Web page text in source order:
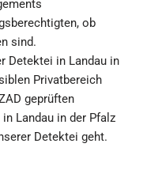
ob
sind.
Detektei in Landau in
Privatbereich
geprüften
Landau in der Pfalz
Detektei geht.